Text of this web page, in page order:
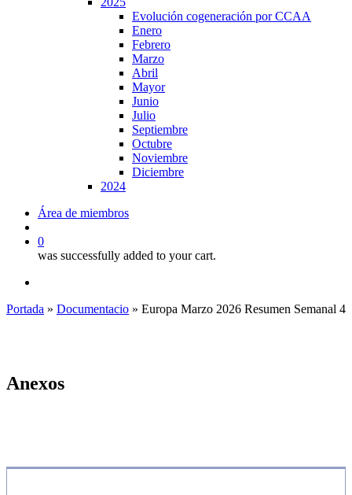
Evolución cogeneración por CCAA
Enero
Febrero
Marzo
Abril
Mayor
Junio
Julio
Septiembre
Octubre
Noviembre
Diciembre
2024
Área de miembros
0
was successfully added to your cart.
Portada » Documentacio » Europa Marzo 2026 Resumen Semanal 4
Anexos